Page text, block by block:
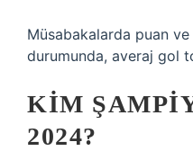
Müsabakalarda puan
durumunda, averaj gol
KIM
2024?